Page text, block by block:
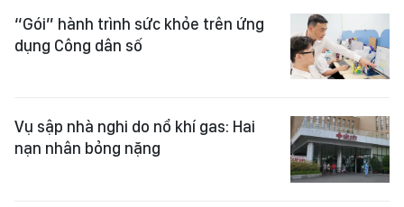
“Gói” hành trình sức khỏe trên ứng
dụng Công dân số
Vụ sập nhà nghi do nổ khí gas: Hai
nạn nhân bỏng nặng